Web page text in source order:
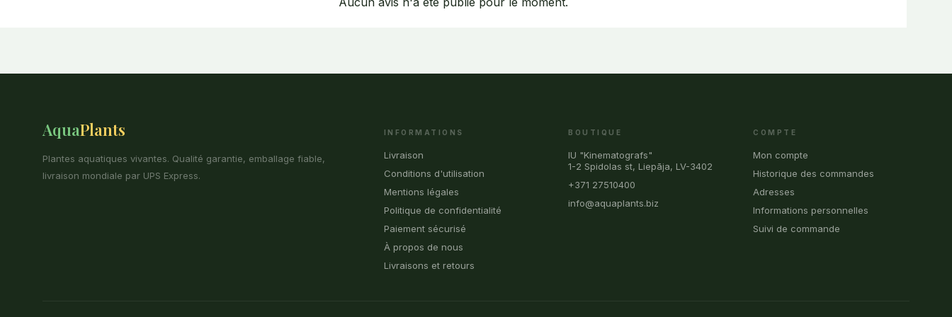
AquaPlants
Plantes aquatiques vivantes. Qualité garantie, emballage fiable,
livraison mondiale par UPS Express.
INFORMATIONS
Livraison
Conditions d'utilisation
Mentions légales
Politique de confidentialité
Paiement sécurisé
À propos de nous
Livraisons et retours
BOUTIQUE
IU "Kinematografs"
1-2 Spidolas st, Liepāja, LV-3402
+371 27510400
info@aquaplants.biz
COMPTE
Mon compte
Historique des commandes
Adresses
Informations personnelles
Suivi de commande